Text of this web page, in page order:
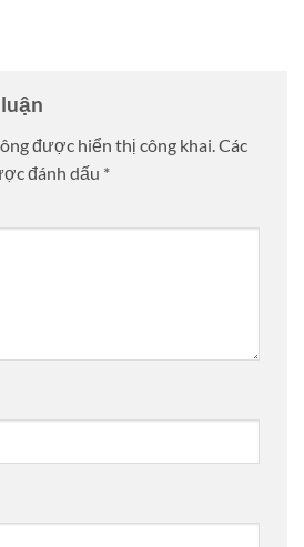
được hiển thị công khai.Các
đánh dấu *